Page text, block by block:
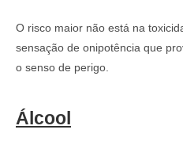
O risco maior não está na
sensação de onipotência que
o senso de perigo.
Álcool